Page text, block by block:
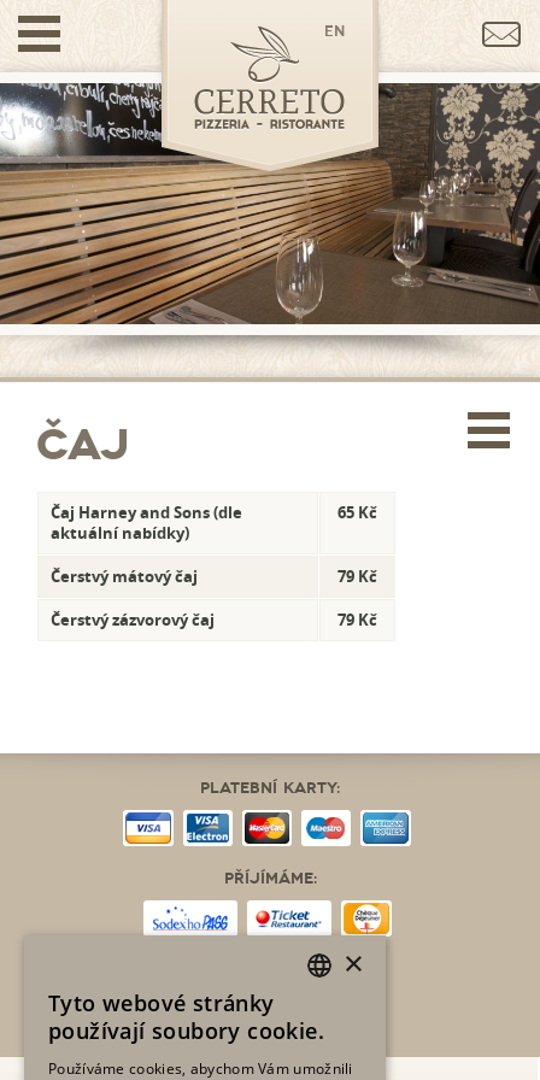
en
Čaj
Čaj Harney and Sons (dle
aktuální nabídky)
65 Kč
Čerstvý mátový čaj
79 Kč
Čerstvý zázvorový čaj
79 Kč
Platební karty:
Příjímáme:
OBJEDNAT ZDE
×
Tyto webové stránky
používají soubory cookie.
Používáme cookies, abychom Vám umožnili